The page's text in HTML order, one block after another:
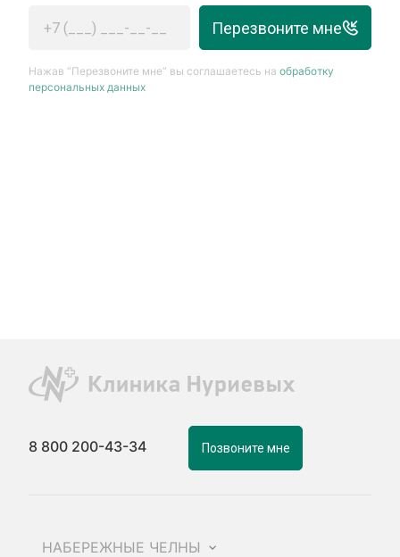
Перезвоните мне
Нажав “Перезвоните мне” вы соглашаетесь наобработку
персональных данных
8 800 200-43-34 Позвоните мне
НАБЕРЕЖНЫЕ ЧЕЛНЫ